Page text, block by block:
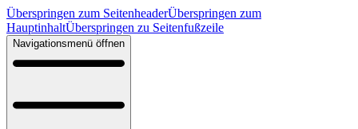
Überspringen zum SeitenheaderÜberspringen zum
HauptinhaltÜberspringen zu Seitenfußzeile
Navigationsmenü öffnen